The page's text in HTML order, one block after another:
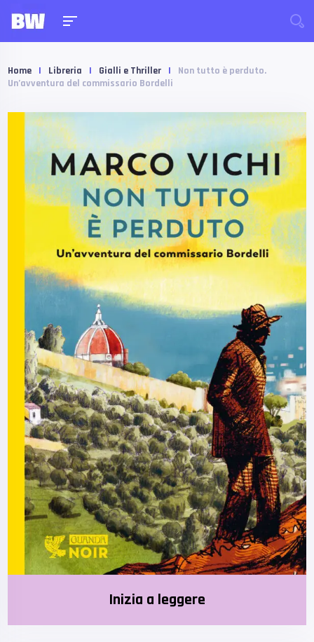
Home | Libreria | Gialli e Thriller |
Non tutto è perduto.
Un’avventura del commissario Bordelli
Inizia a leggere